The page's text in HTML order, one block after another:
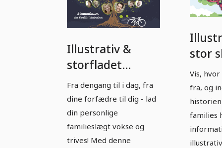
Illustrativ &
storfladet
skabelon til dit
familieslægtstræ
- grønt æbletræ i
nattens mørke
Fra dengang til i dag, fra
dine forfædre til dig - lad
din personlige
familieslægt vokse og
trives! Med denne
stor
til din
Vis,
fra, og
families